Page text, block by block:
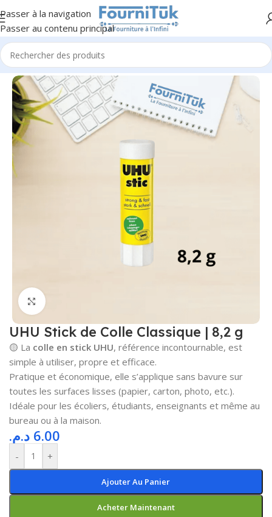
Passer à la navigation
Passer au contenu principal
Accueil/F. Scolaire
Cliquez pour agrandir
UHU Stick de Colle Classique | 8,2 g
🟡 La colle en stick UHU, référence incontournable, est
simple à utiliser, propre et efficace.
Pratique et économique, elle s’applique sans bavure sur
toutes les surfaces lisses (papier, carton, photo, etc.).
Idéale pour les écoliers, étudiants, enseignants et même au
bureau ou à la maison.
6.00 د.م.
- +
Ajouter Au Panier
Acheter Maintenant